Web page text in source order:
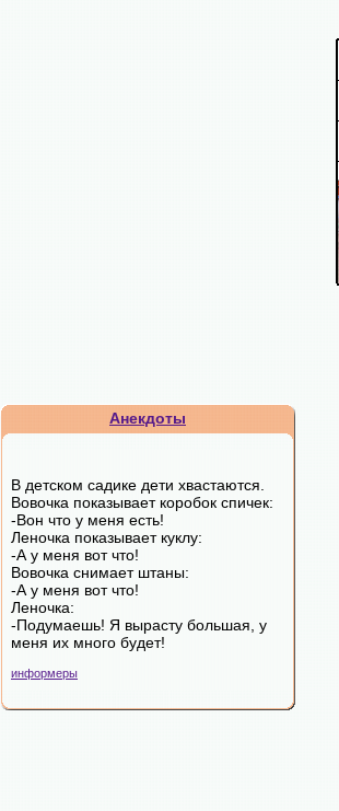
Анекдоты
В детском садике дети хвастаются.
Вовочка показывает коробок спичек:
-Вон что у меня есть!
Леночка показывает куклу:
-А у меня вот что!
Вовочка снимает штаны:
-А у меня вот что!
Леночка:
-Подумаешь! Я вырасту большая, у
меня их много будет!
информеры